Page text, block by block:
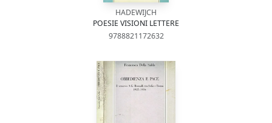
HADEWIJCH
POESIE VISIONI LETTERE
9788821172632